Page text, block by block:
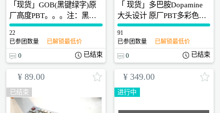
「现货」GOB(黑键绿字)原
厂高度PBT。。。注：黑键
白字、蓝字、紫字、红字也
可以拍这个链接，备注上颜
色
22
已参团数量
已解锁最低价
0 已结束
「 现货」多巴胺Dopamine
大头设计 原厂PBT多彩色全
五面热升华键帽 新升级显微
镜QC歪字检查
91
已参团数量
已解锁最低价
0 已结束
¥ 89.00
已结束
¥ 349.00
进行中